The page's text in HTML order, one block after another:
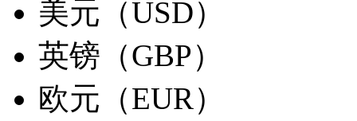
美元（USD）
英镑（GBP）
欧元（EUR）